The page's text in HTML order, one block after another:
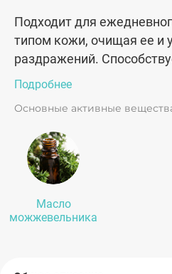
Подходит для
типом кожи, очищая ее и
раздражений.
Подробнее
Основные активные
Масло
можжевельника